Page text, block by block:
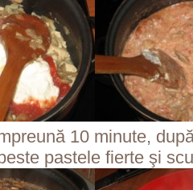
10 minute,
pastele fierte şi